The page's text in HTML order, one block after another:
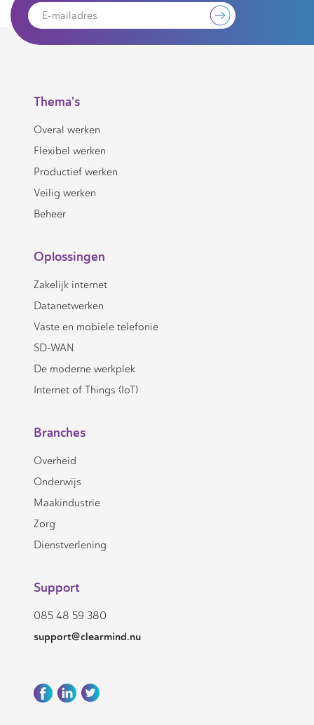
Thema's
Overal werken
Flexibel werken
Productief werken
Veilig werken
Beheer
Oplossingen
Zakelijk internet
Datanetwerken
Vaste en mobiele telefonie
SD-WAN
De moderne werkplek
Internet of Things (IoT)
Branches
Overheid
Onderwijs
Maakindustrie
Zorg
Dienstverlening
Support
085 48 59 380
support@clearmind.nu